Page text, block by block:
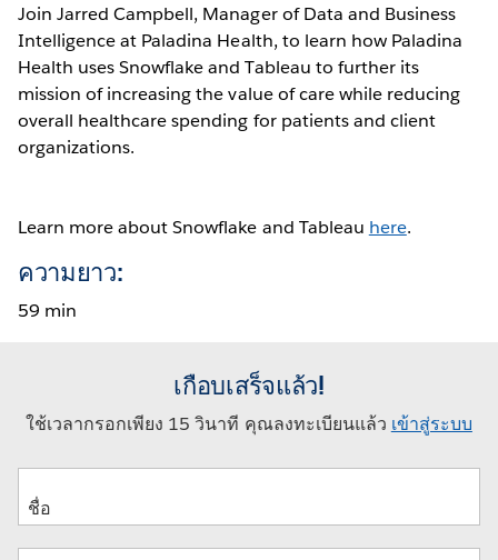
Join Jarred Campbell, Manager of Data and Business
Intelligence at Paladina Health, to learn how Paladina
Health uses Snowflake and Tableau to further its
mission of increasing the value of care while reducing
overall healthcare spending for patients and client
organizations.
Learn more about Snowflake and Tableau here.
ความยาว:
59 min
เกือบเสร็จแล้ว!
ใช้เวลากรอกเพียง 15 วินาที คุณลงทะเบียนแล้ว เข้าสู่ระบบ